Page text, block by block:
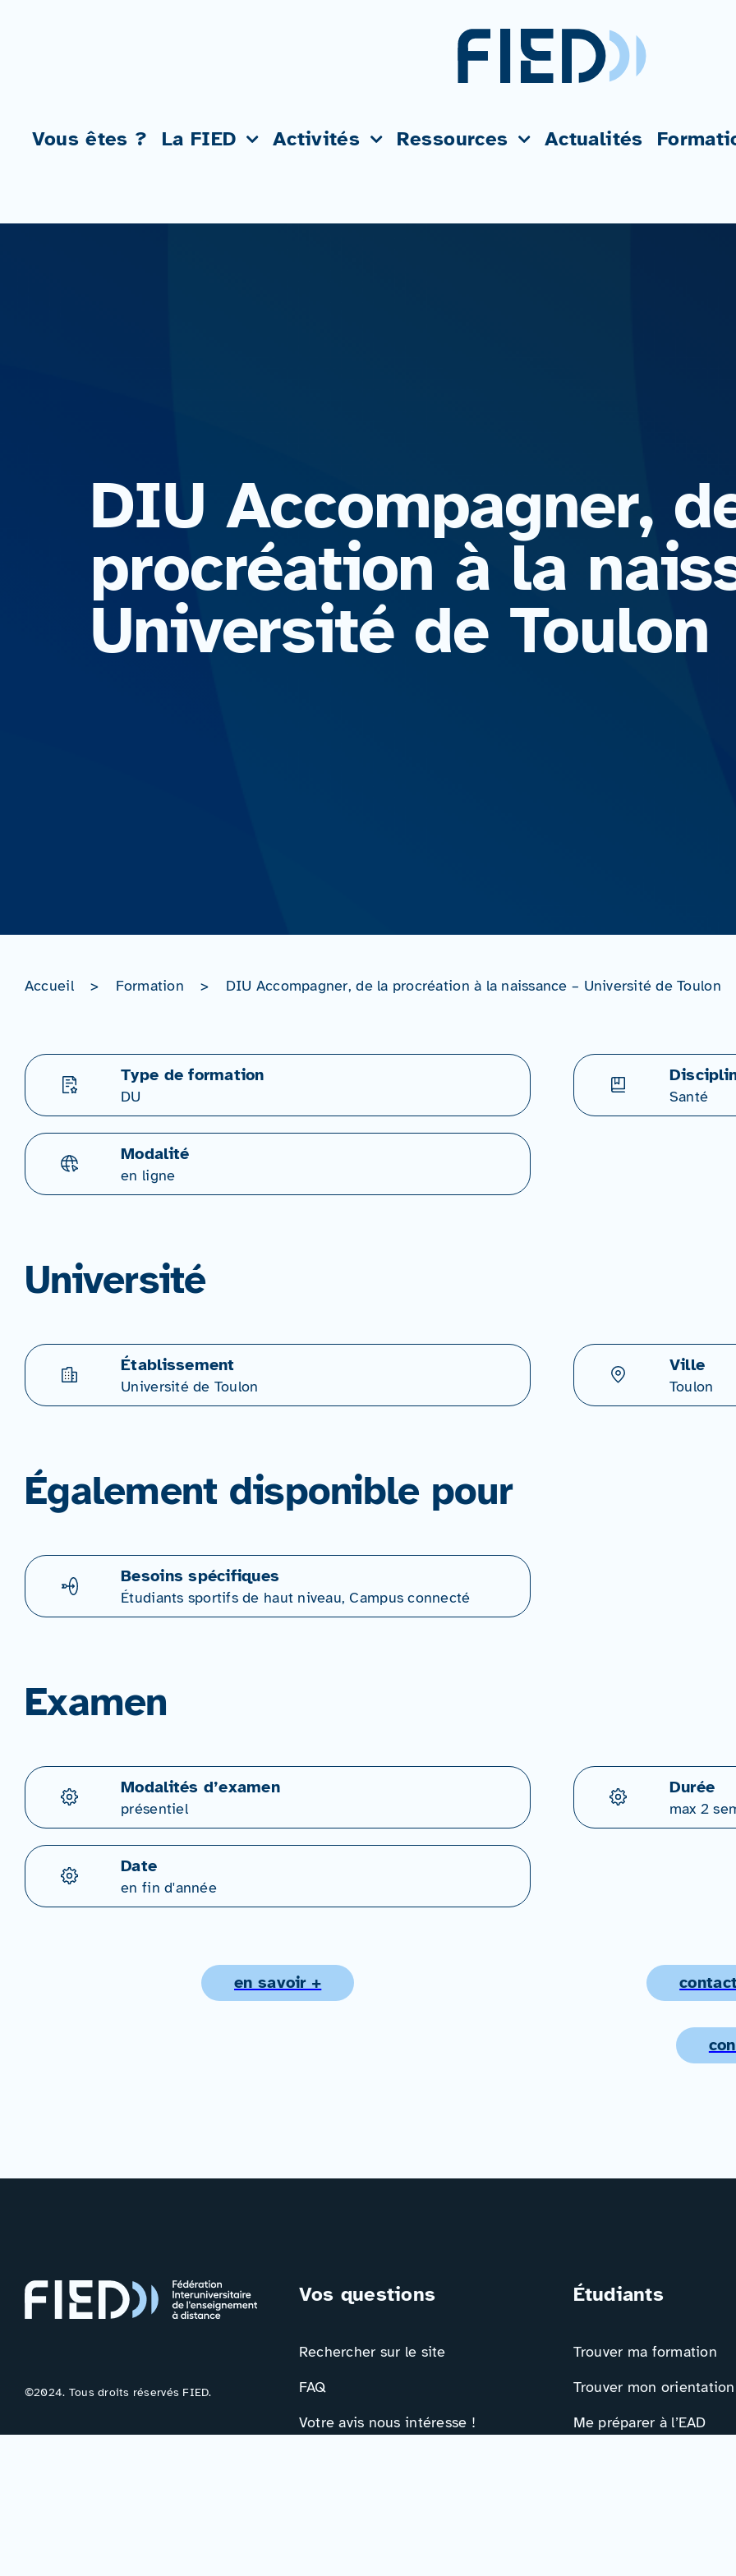
Vous êtes ? La FIED Activités Ressources Actualités
DIU Accompagner,
procréation à la
Université de Toulon
Accueil > Formation > DIU Accompagner, de la procréation à la naissance – Université de Toulon
Type de formation
DU Santé
Modalité
en ligne
Université
Établissement
Université de Toulon
Ville
Toulon
Également disponible pour
Besoins spécifiques
Étudiants sportifs de haut niveau, Campus connecté
Examen
Modalités d’examen
présentiel
Durée
max 2
Date
en fin d'année
en savoir +
©2024. Tous droits réservés FIED.
Vos questions
Rechercher sur le site
FAQ
Votre avis nous intéresse !
Étudiants
Trouver ma formation
Trouver mon orientation
Me préparer à l’EAD